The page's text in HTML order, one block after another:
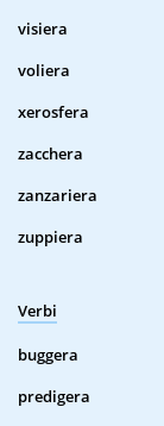
visiera
voliera
xerosfera
zacchera
zanzariera
zuppiera
Verbi
buggera
predigera